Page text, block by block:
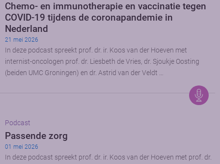
Chemo- en immunotherapie en vaccinatie tegen
COVID-19 tijdens de coronapandemie in
Nederland
21 mei 2026
In deze podcast spreekt prof. dr. ir. Koos van der Hoeven met
internist-oncologen prof. dr. Liesbeth de Vries, dr. Sjoukje Oosting
(beiden UMC Groningen) en dr. Astrid van der Veldt …
Podcast
Passende zorg
01 mei 2026
In deze podcast spreekt prof. dr. ir. Koos van der Hoeven met prof. dr.